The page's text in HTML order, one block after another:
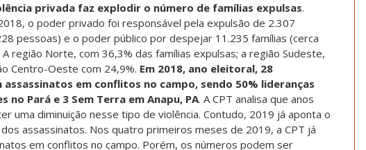
privada faz explodir o número de famílias expulsas.
o poder privado foi responsável pela expulsão de 2.307
pessoas) e o poder público por despejar 11.235 famílias (cerca
região Norte, com 36,3% das famílias expulsas; a região Sudeste,
Centro-Oeste com 24,9%. Em 2018, ano eleitoral, 28
assassinatos em conflitos no campo, sendo 50% lideranças
no Pará e 3 Sem Terra em Anapu, PA. A CPT analisa que anos
uma diminuição nesse tipo de violência. Contudo, 2019 já aponta o
assassinatos. Nos quatro primeiros meses de 2019, a CPT já
em conflitos no campo. Porém, os números podem ser